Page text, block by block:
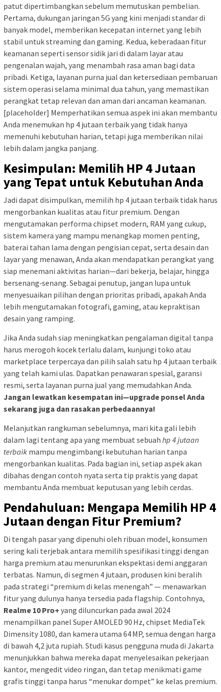
patut dipertimbangkan sebelum memutuskan pembelian.
Pertama, dukungan jaringan 5G yang kini menjadi standar di
banyak model, memberikan kecepatan internet yang lebih
stabil untuk streaming dan gaming. Kedua, keberadaan fitur
keamanan seperti sensor sidik jari di dalam layar atau
pengenalan wajah, yang menambah rasa aman bagi data
pribadi. Ketiga, layanan purna jual dan ketersediaan pembaruan
sistem operasi selama minimal dua tahun, yang memastikan
perangkat tetap relevan dan aman dari ancaman keamanan.
[placeholder] Memperhatikan semua aspek ini akan membantu
Anda menemukan hp 4 jutaan terbaik yang tidak hanya
memenuhi kebutuhan harian, tetapi juga memberikan nilai
lebih dalam jangka panjang.
Kesimpulan: Memilih HP 4 Jutaan
yang Tepat untuk Kebutuhan Anda
Jadi dapat disimpulkan, memilih hp 4 jutaan terbaik tidak harus
mengorbankan kualitas atau fitur premium. Dengan
mengutamakan performa chipset modern, RAM yang cukup,
sistem kamera yang mampu menangkap momen penting,
baterai tahan lama dengan pengisian cepat, serta desain dan
layar yang menawan, Anda akan mendapatkan perangkat yang
siap menemani aktivitas harian—dari bekerja, belajar, hingga
bersenang‑senang. Sebagai penutup, jangan lupa untuk
menyesuaikan pilihan dengan prioritas pribadi, apakah Anda
lebih mengutamakan fotografi, gaming, atau kepraktisan
desain yang ramping.
Jika Anda sudah siap meningkatkan pengalaman digital tanpa
harus merogoh kocek terlalu dalam, kunjungi toko atau
marketplace terpercaya dan pilih salah satu hp 4 jutaan terbaik
yang telah kami ulas. Dapatkan penawaran spesial, garansi
resmi, serta layanan purna jual yang memudahkan Anda.
Jangan lewatkan kesempatan ini—upgrade ponsel Anda
sekarang juga dan rasakan perbedaannya!
Melanjutkan rangkuman sebelumnya, mari kita gali lebih
dalam lagi tentang apa yang membuat sebuah hp 4 jutaan
terbaik mampu mengimbangi kebutuhan harian tanpa
mengorbankan kualitas. Pada bagian ini, setiap aspek akan
dibahas dengan contoh nyata serta tip praktis yang dapat
membantu Anda membuat keputusan yang lebih cerdas.
Pendahuluan: Mengapa Memilih HP 4
Jutaan dengan Fitur Premium?
Di tengah pasar yang dipenuhi oleh ribuan model, konsumen
sering kali terjebak antara memilih spesifikasi tinggi dengan
harga premium atau menurunkan ekspektasi demi anggaran
terbatas. Namun, di segmen 4 jutaan, produsen kini beralih
pada strategi “premium di kelas menengah” — menawarkan
fitur yang dulunya hanya tersedia pada flagship. Contohnya,
Realme 10 Pro+ yang diluncurkan pada awal 2024
menampilkan panel Super AMOLED 90 Hz, chipset MediaTek
Dimensity 1080, dan kamera utama 64 MP, semua dengan harga
di bawah 4,2 juta rupiah. Studi kasus pengguna muda di Jakarta
menunjukkan bahwa mereka dapat menyelesaikan pekerjaan
kantor, mengedit video ringan, dan tetap menikmati game
grafis tinggi tanpa harus “menukar dompet” ke kelas premium.